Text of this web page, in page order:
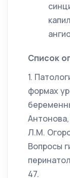
Список
1.
формах
Л.М.
Вопросы
47.